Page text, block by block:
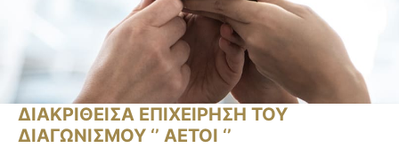
ΔΙΑΚΡΙΘΕΙΣΑ ΕΠΙΧΕΙΡΗΣΗ ΤΟΥ
ΔΙΑΓΩΝΙΣΜΟΥ ‘’ ΑΕΤΟΙ ‘’